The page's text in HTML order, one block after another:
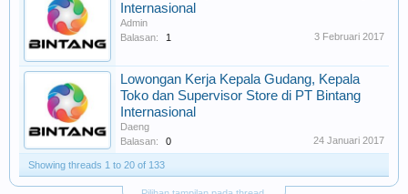
Internasional
Admin
Balasan:
1 3 Februari 2017
Lowongan Kerja Kepala Gudang, Kepala
Toko dan Supervisor Store di PT Bintang
Internasional
Daeng
Balasan:
0 24 Januari 2017
Showing threads 1 to 20 of 133